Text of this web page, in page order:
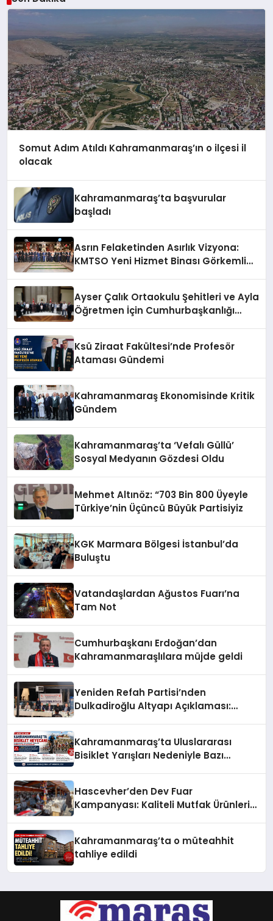
Somut Adım Atıldı Kahramanmaraş’ın o ilçesi il
olacak
Kahramanmaraş’ta başvurular
başladı
Asrın Felaketinden Asırlık Vizyona:
KMTSO Yeni Hizmet Binası Görkemli
Ayser Çalık Ortaokulu Şehitleri ve Ayla
Öğretmen İçin Cumhurbaşkanlığı
Ksü Ziraat Fakültesi’nde Profesör
Ataması Gündemi
Kahramanmaraş Ekonomisinde Kritik
Gündem
Kahramanmaraş’ta ‘Vefalı Güllü’
Sosyal Medyanın Gözdesi Oldu
Mehmet Altınöz: “703 Bin 800 Üyeyle
Türkiye’nin Üçüncü Büyük Partisiyiz
KGK Marmara Bölgesi İstanbul’da
Buluştu
Vatandaşlardan Ağustos Fuarı’na
Tam Not
Cumhurbaşkanı Erdoğan’dan
Kahramanmaraşlılara müjde geldi
Yeniden Refah Partisi’nden
Dulkadiroğlu Altyapı Açıklaması:
Kahramanmaraş’ta Uluslararası
Bisiklet Yarışları Nedeniyle Bazı
Hascevher’den Dev Fuar
Kampanyası: Kaliteli Mutfak Ürünleri
Kahramanmaraş’ta o müteahhit
tahliye edildi